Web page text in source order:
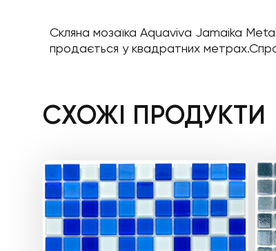
Скляна мозаїка Aquaviva Jamaika Metal
продається у квадратних
СХОЖІ ПРОДУКТИ